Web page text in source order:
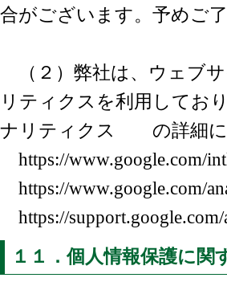
合がございます。予めご
（２）弊社は、ウェブ
リティクスを利用してお
ナリティクス の詳細に
https://www.google.com/
https://www.google.com/
https://
１１．個人情報保護に関